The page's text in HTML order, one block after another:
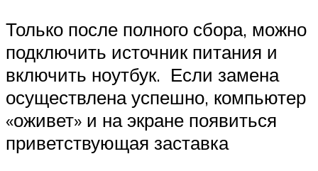
Только после полного сбора, можно
подключить источник питания и
включить ноутбук. Если замена
осуществлена успешно, компьютер
«оживет» и на экране появиться
приветствующая заставка